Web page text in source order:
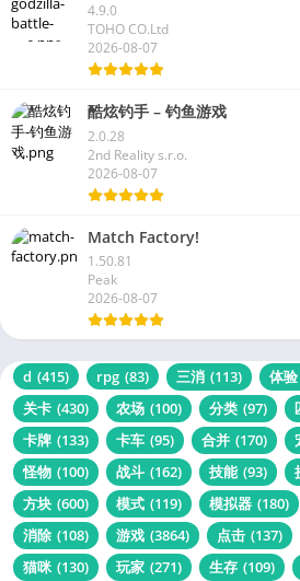
4.9.0
TOHO CO.Ltd
2026-08-07
酷炫钓手 – 钓鱼游戏
2.0.28
2nd Reality s.r.o.
2026-08-07
Match Factory!
1.50.81
Peak
2026-08-07
d (415) rpg (83) 三消 (113) 体验
关卡 (430) 农场 (100) 分类 (97)
卡牌 (133) 卡车 (95) 合并 (170)
怪物 (100) 战斗 (162) 技能 (93)
方块 (600) 模式 (119) 模拟器 (180)
消除 (108) 游戏 (3864) 点击 (137)
猫咪 (130) 玩家 (271) 生存 (109)